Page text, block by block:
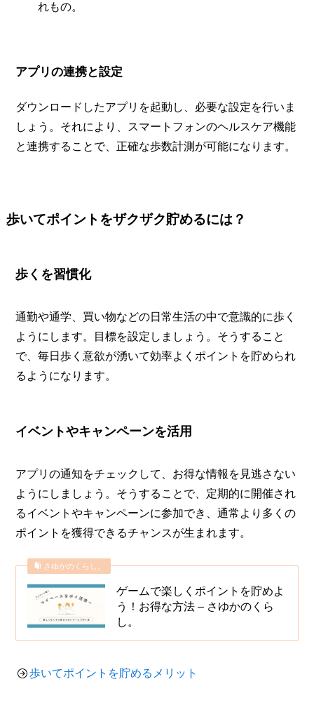
れもの。
アプリの連携と設定
ダウンロードしたアプリを起動し、必要な設定を行いま
しょう。それにより、スマートフォンのヘルスケア機能
と連携することで、正確な歩数計測が可能になります。
歩いてポイントをザクザク貯めるには？
歩くを習慣化
通勤や通学、買い物などの日常生活の中で意識的に歩く
ようにします。目標を設定しましょう。そうすること
で、毎日歩く意欲が湧いて効率よくポイントを貯められ
るようになります。
イベントやキャンペーンを活用
アプリの通知をチェックして、お得な情報を見逃さない
ようにしましょう。そうすることで、定期的に開催され
るイベントやキャンペーンに参加でき、通常より多くの
ポイントを獲得できるチャンスが生まれます。
さゆかのくらし。
ゲームで楽しくポイントを貯めよ
う！お得な方法 – さゆかのくら
し。
歩いてポイントを貯めるメリット